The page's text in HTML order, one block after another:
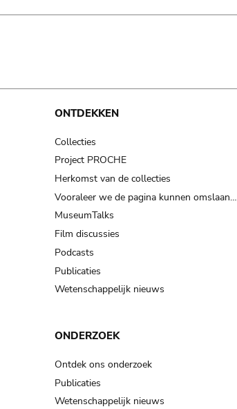
ONTDEKKEN
Collecties
Project PROCHE
Herkomst van de collecties
Vooraleer we de pagina kunnen omslaan…
MuseumTalks
Film discussies
Podcasts
Publicaties
Wetenschappelijk nieuws
ONDERZOEK
Ontdek ons onderzoek
Publicaties
Wetenschappelijk nieuws